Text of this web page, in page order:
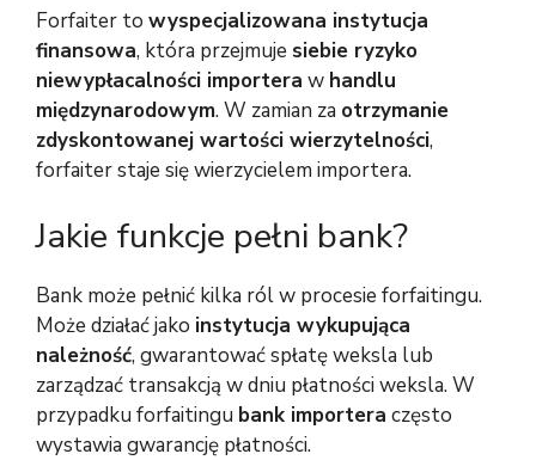
Forfaiter to wyspecjalizowana instytucja
finansowa, która przejmuje siebie ryzyko
niewypłacalności importera w handlu
międzynarodowym. W zamian za otrzymanie
zdyskontowanej wartości wierzytelności,
forfaiter staje się wierzycielem importera.
Jakie funkcje pełni bank?
Bank może pełnić kilka ról w procesie forfaitingu.
Może działać jako instytucja wykupująca
należność, gwarantować spłatę weksla lub
zarządzać transakcją w dniu płatności weksla. W
przypadku forfaitingu bank importera często
wystawia gwarancję płatności.